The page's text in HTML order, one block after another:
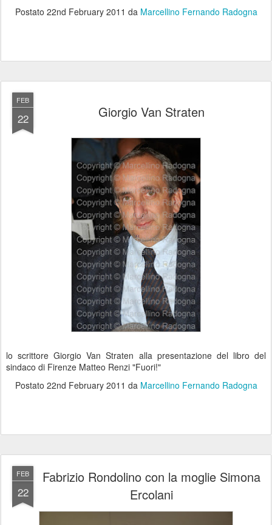
Postato 22nd February 2011 da Marcellino Fernando Radogna
FEB
22 Giorgio Van Straten
lo scrittore Giorgio Van Straten alla presentazione del libro del
sindaco di Firenze Matteo Renzi "Fuori!"
Postato 22nd February 2011 da Marcellino Fernando Radogna
FEB
22
Fabrizio Rondolino con la moglie Simona
Ercolani